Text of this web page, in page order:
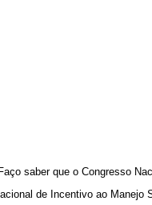
saber que o Congresso
de Incentivo ao Manejo